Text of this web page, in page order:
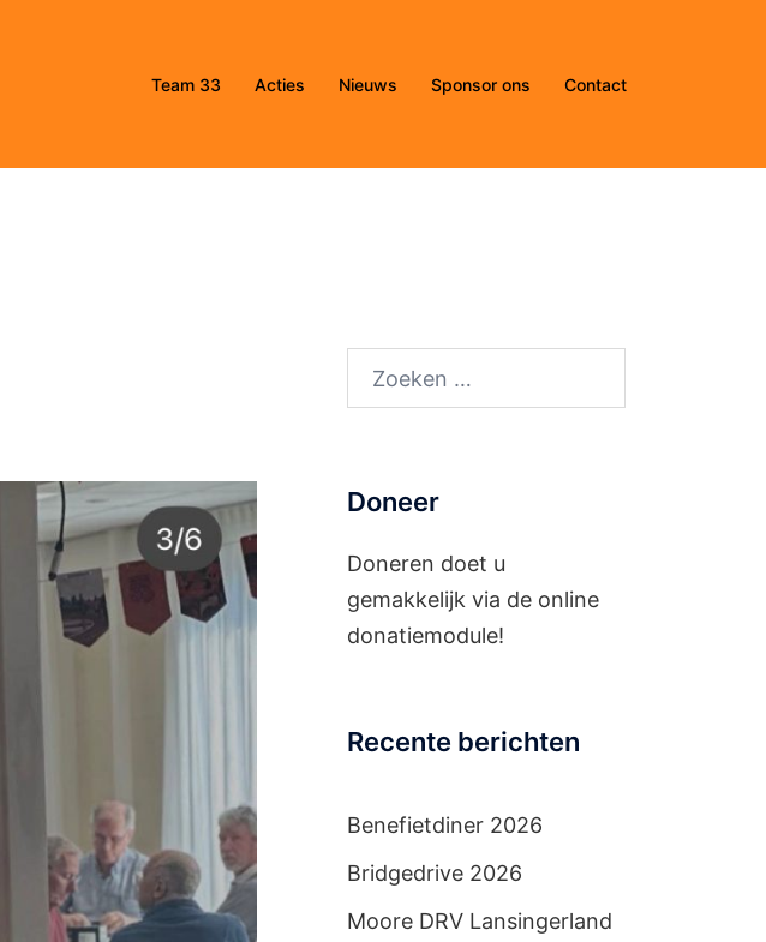
Team 33 Acties Nieuws Sponsor ons Contact
Doneer
Doneren doet u
gemakkelijk via de online
donatiemodule!
Recente berichten
Benefietdiner 2026
Bridgedrive 2026
Moore DRV Lansingerland